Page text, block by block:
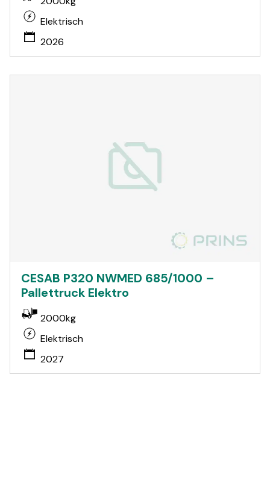
Elektrisch
2026
CESAB P320 NWMED 685/1000 –
Pallettruck Elektro
2000kg
Elektrisch
2027